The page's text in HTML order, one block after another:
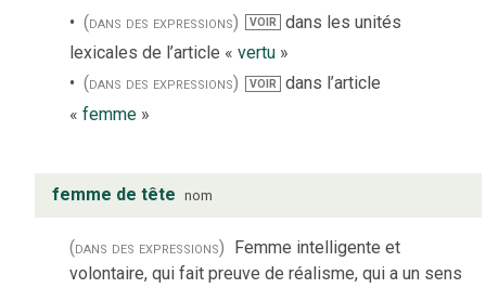
(dans des expressions) VOIR
dans les unités
lexicales de l’article « vertu »
(dans des expressions)
VOIR
dans l’article
« femme »
femme de tête nom
(dans des expressions)
Femme intelligente et
volontaire, qui fait preuve de réalisme, qui a un sens